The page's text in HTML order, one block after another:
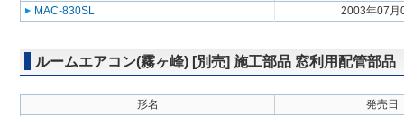
MAC-830SL
2003年07月
ルームエアコン(霧ヶ峰) [別売] 施工部品 窓利用配管部品
形名 発売日